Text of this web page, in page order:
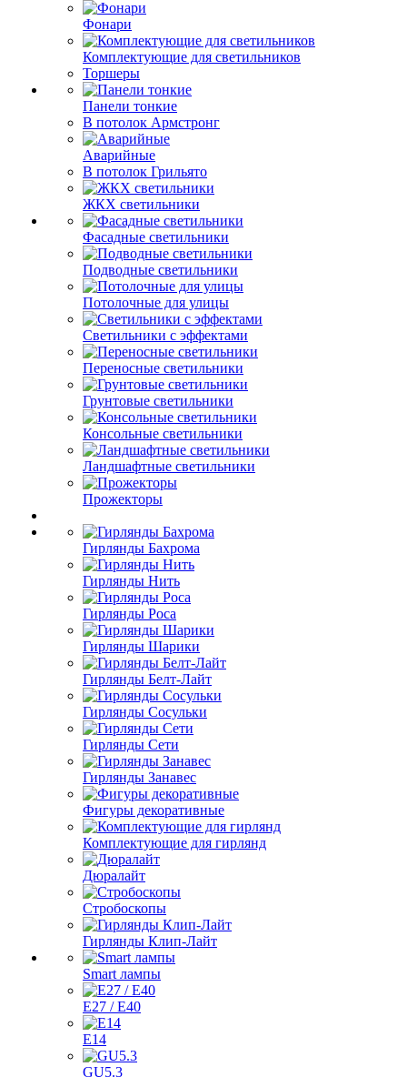
Фонари
Комплектующие для светильников
Торшеры
Панели тонкие
В потолок Армстронг
Аварийные
В потолок Грильято
ЖКХ светильники
Фасадные светильники
Подводные светильники
Потолочные для улицы
Светильники с эффектами
Переносные светильники
Грунтовые светильники
Консольные светильники
Ландшафтные светильники
Прожекторы
Гирлянды Бахрома
Гирлянды Нить
Гирлянды Роса
Гирлянды Шарики
Гирлянды Белт-Лайт
Гирлянды Сосульки
Гирлянды Сети
Гирлянды Занавес
Фигуры декоративные
Комплектующие для гирлянд
Дюралайт
Стробоскопы
Гирлянды Клип-Лайт
Smart лампы
E27 / E40
E14
GU5.3